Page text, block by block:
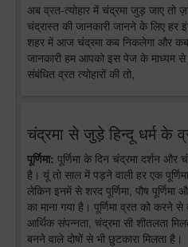
अब व्रत-त्योहार में चंद्रमा जुड़ जाए तो
चंद्रास्त की जानकारी जानने के लिए
शहर में आज चंद्रमा कब निकलेगा और कब
जानकारी हम आपको इस पेज के माध्यम
संबंधित व्रत त्योहारों की तो,
चंद्रमा से जुड़े हिन्दू धर्म के
पूर्णिमा: पूर्णिमा के दिन चंद्रमा दर्शन और
है। यूं तो साल में पड़ने वाली हर एक
लेकिन इनमें से शरद पूर्णिमा, पौष पूर्णिमा
का माना गया है। पूर्णिमा व्रत को करने
आर्थिक संपन्नता, चंद्रमा सी शीतलता
बनने वाले दोषों से भी छुटकारा मिलता है।